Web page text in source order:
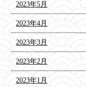
2023年5月
2023年4月
2023年3月
2023年2月
2023年1月